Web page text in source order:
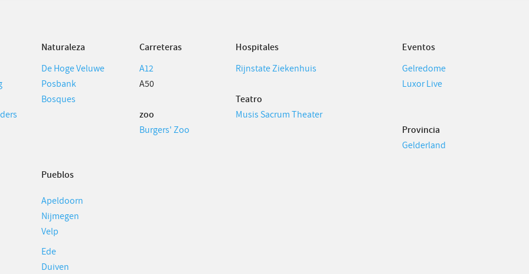
Naturaleza
De Hoge Veluwe
Posbank
Bosques
Pueblos
Apeldoorn
Nijmegen
Velp
Ede
Duiven
Carreteras Hospitales
Eventos
A12
Rijnstate Ziekenhuis
Gelredome
A50
Luxor Live
Teatro
zoo
Musis Sacrum Theater
Burgers' Zoo
Provincia
Gelderland